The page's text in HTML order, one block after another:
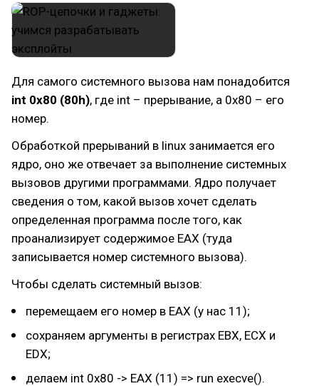
Для самого системного вызова нам понадобится
int 0x80 (80h), где int – прерывание, а 0х80 – его
номер.
Обработкой прерываний в linux занимается его
ядро, оно же отвечает за выполнение системных
вызовов другими программами. Ядро получает
сведения о том, какой вызов хочет сделать
определенная программа после того, как
проанализирует содержимое EAX (туда
записывается номер системного вызова).
Чтобы сделать системный вызов:
перемещаем его номер в EAX (у нас 11);
сохраняем аргументы в регистрах EBX, ECX и
EDX;
делаем int 0x80 -> EAX (11) => run execve().